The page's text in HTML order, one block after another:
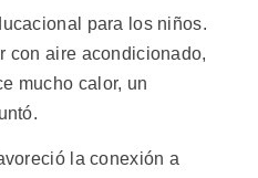
para los niños.
con aire acondicionado,
mucho calor, un
la conexión a